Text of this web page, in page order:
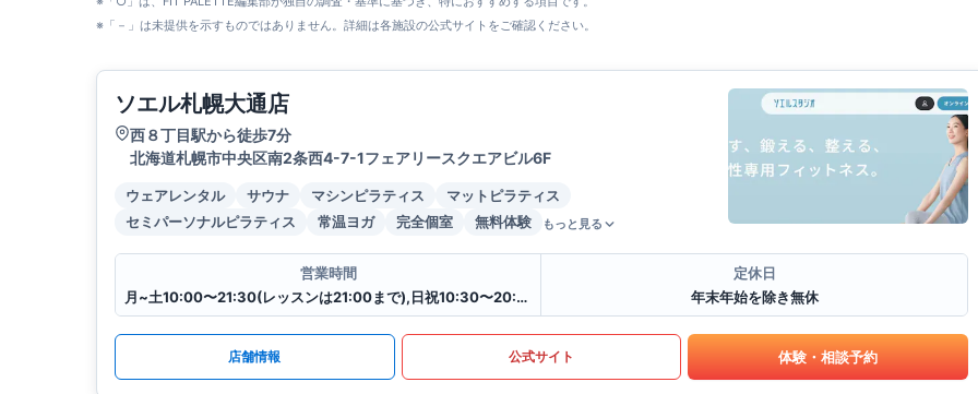
※「－」は未提供を示すものではありません。詳細は各施設の公式サイトをご確認ください。
ソエル札幌大通店
西８丁目駅から徒歩7分
北海道札幌市中央区南2条西4-7-1フェアリースクエアビル6F
ウェアレンタル サウナ マシンピラティス
マットピラティス
セミパーソナルピラティス
常温ヨガ 完全個室 無料体験 もっと見る
営業時間
月~土10:00〜21:30(レッスンは21:00まで),日祝10:30〜20:30(レッスンは20:00まで)
定休日
年末年始を除き無休
店舗情報 公式サイト 体験・相談予約